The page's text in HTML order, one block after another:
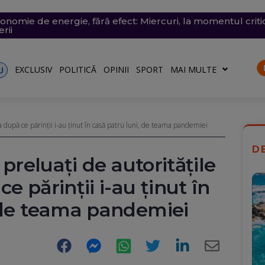
de energie, fără efect: Miercuri, la momentul
exploziv a perturbat traficul pe aeroportul Leipzig, un
către Ucraina. Rusia, principalul suspect
într-un dosar de pornografie infantilă.
în dreptul unei plaje din Mamaia (Video). Aparatul
lui Nicușor Dan, și-a publicat declarațiile de avere
are la Dacia
EXCLUSIV POLITICĂ OPINII SPORT MAI MULTE
ce părinții i-au ținut în casă patru luni, de teama pandemiei
preluați de autoritățile
părinții i-au ținut în
teama pandemiei
Facebook Messenger WhatsApp Twitter LinkedIn